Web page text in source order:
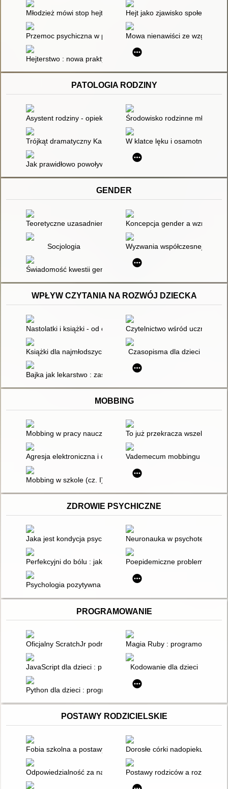
Młodzież mówi stop hejtowi i mowie nienawiści
Hejt jako zjawisko społeczne
Przemoc psychiczna w przestrzeni publicznejMowa nienawiści ze względu
Hejterstwo : nowa praktyka kulturowa? : geneza, przypadki,
PATOLOGIA RODZINY
Asystent rodziny - opiekun czy katalizator zmian?
Środowisko rodzinne młodych
Trójkąt dramatyczny KarpmanaW klatce lęku i osamotnienia :
Jak prawidłowo powoływać i odwoływać członków zespołu
GENDER
Teoretyczne uzasadnienia edukacji zróżnicowanej ze względu
Koncepcja gender a wzrost
Socjologia Wyzwania współczesnej
Świadomość kwestii genderowych wśród przyszłych
WPŁYW CZYTANIA NA ROZWÓJ DZIECKA
Nastolatki i książki - od czytania codziennego do unikania
Czytelnictwo wśród uczniów
Książki dla najmłodszych : od zera do trzech : poradnik
Czasopisma dla dzieci
Bajka jak lekarstwo : zastosowanie bajkoterapii w terapii
MOBBING
Mobbing w pracy nauczyciela : jak go rozpoznać i jak się
To już przekracza wszelkie
Agresja elektroniczna i cyberbullying jako ryzykowne
Vademecum mobbingu dla
Mobbing w szkole (cz. I)
ZDROWIE PSYCHICZNE
Jaka jest kondycja psychiczna dzieci i młodzieży po dwóch
Neuronauka w
Perfekcyjni do bólu : jak uwolnić się od perfekcjonizmu
Poepidemiczne problemy
Psychologia pozytywna : nauka o szcześciu, zdrowiu, sile, i
PROGRAMOWANIE
Oficjalny ScratchJr podręcznik : pomóż swojemu dziecku w
Magia Ruby : programowanie
JavaScript dla dzieci : programowanie na wesoło
Kodowanie dla dzieci
Python dla dzieci : programowanie na wesoło
POSTAWY RODZICIELSKIE
Fobia szkolna a postawy rodzicielskieDorosłe córki
Odpowiedzialność za najmłodszych - nie tylko w dobie
Postawy rodziców a